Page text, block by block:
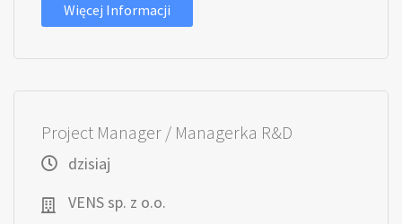
Więcej Informacji
Project Manager / Managerka R&D
dzisiaj
VENS sp. z o.o.